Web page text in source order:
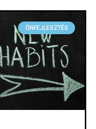
ÖNFEJLESZTÉS